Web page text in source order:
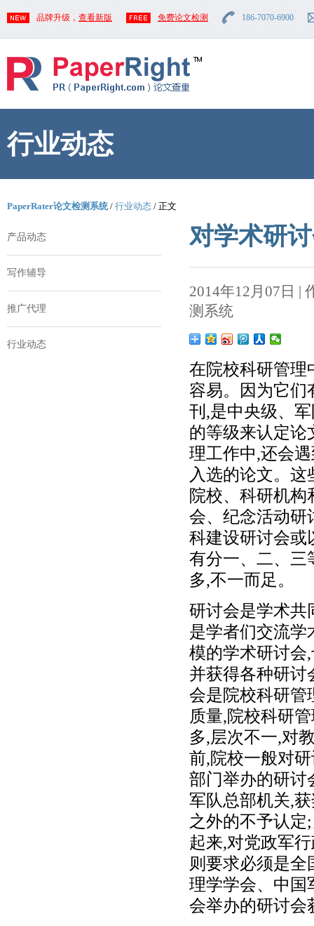
品牌升级， 查看新版 免费论文检测 186-7070-6900
行业动态
PaperRater论文检测系统/ 行业动态 / 正文
产品动态
写作辅导
推广代理
行业动态
对学术研
2014年12月07日 |
测系统
在院校科研管理
容易。因为它们
刊,是中央级、
的等级来认定论
理工作中,还会
入选的论文。
院校、科研机
会、纪念活动研
科建设研讨会或
有分一、二、三
多,不一而足。
研讨会是学术共
是学者们交流学
模的学术研讨会
并获得各种研讨
会是院校科研管
质量,院校科研
多,层次不一,对
前,院校一般对
部门举办的研讨
军队总部机关,
之外的不予认
起来,对党政军
则要求必须是全
理学学会、中国
会举办的研讨会